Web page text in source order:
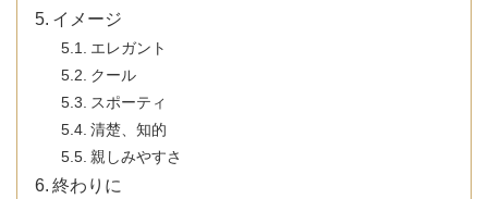
イメージ
エレガント
クール
スポーティ
清楚、知的
親しみやすさ
終わりに